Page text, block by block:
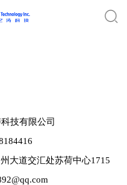
技有限公司
大道交汇处苏荷中心1715